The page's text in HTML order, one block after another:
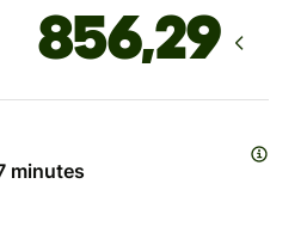
minutes